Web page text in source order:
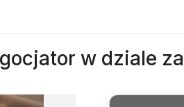
w dziale